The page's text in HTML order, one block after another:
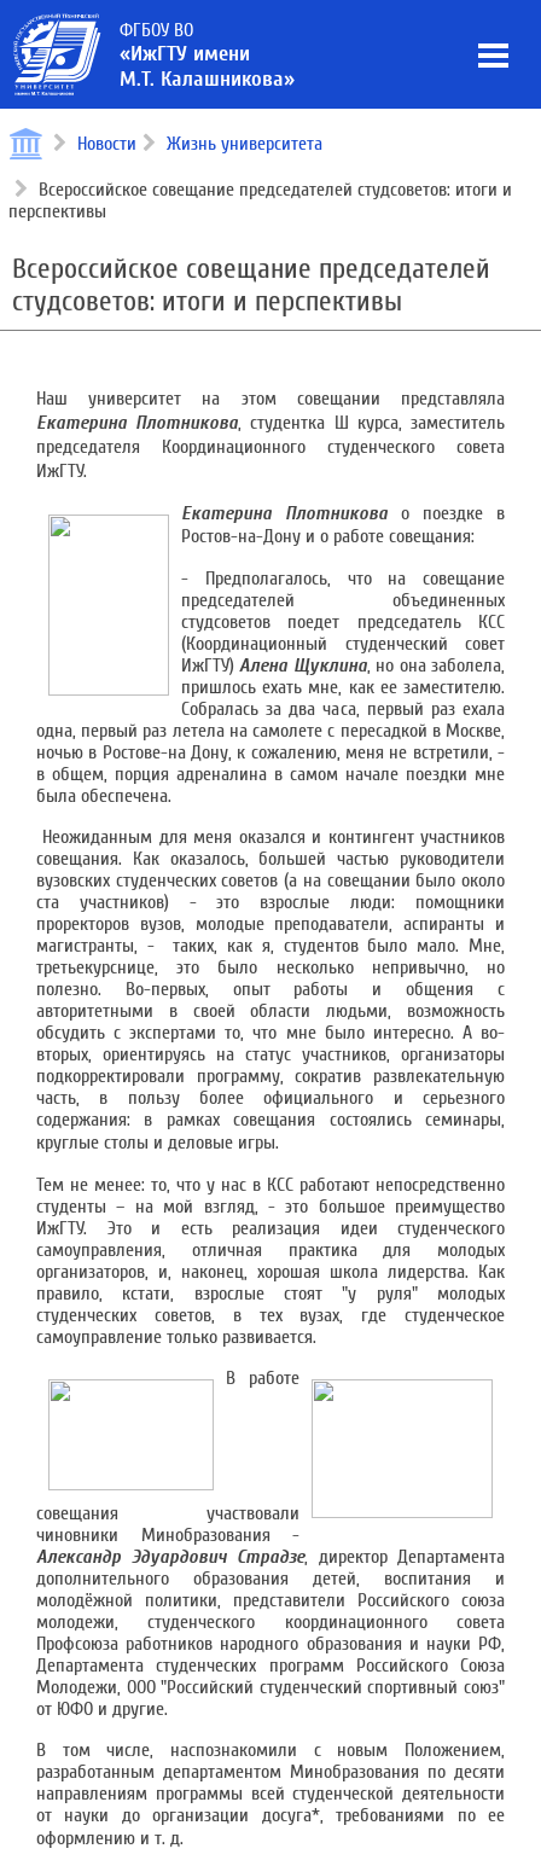
ФГБОУ ВО
«ИжГТУ имени
М.Т. Калашникова»
Новости Жизнь университета
Всероссийское совещание председателей студсоветов: итоги и
перспективы
Всероссийское совещание председателей
студсоветов: итоги и перспективы
Наш университет на этом совещании представляла
Екатерина Плотникова, студентка Ш курса, заместитель
председателя Координационного студенческого совета
ИжГТУ.
Екатерина Плотникова о поездке в
Ростов-на-Дону и о работе совещания:
- Предполагалось, что на совещание
председателей объединенных
студсоветов поедет председатель КСС
(Координационный студенческий совет
ИжГТУ)Алена Щуклина, но она заболела,
пришлось ехать мне, как ее заместителю.
Собралась за два часа, первый раз ехала
одна, первый раз летела на самолете с пересадкой в Москве,
ночью в Ростове-на Дону, к сожалению, меня не встретили, -
в общем, порция адреналина в самом начале поездки мне
была обеспечена.
Неожиданным для меня оказался и контингент участников
совещания. Как оказалось, большей частью руководители
вузовских студенческих советов (а на совещании было около
ста участников) - это взрослые люди: помощники
проректоров вузов, молодые преподаватели, аспиранты и
магистранты, - таких, как я, студентов было мало. Мне,
третьекурснице, это было несколько непривычно, но
полезно. Во-первых, опыт работы и общения с
авторитетными в своей области людьми, возможность
обсудить с экспертами то, что мне было интересно. А во-
вторых, ориентируясь на статус участников, организаторы
подкорректировали программу, сократив развлекательную
часть, в пользу более официального и серьезного
содержания: в рамках совещания состоялись семинары,
круглые столы и деловые игры.
Тем не менее: то, что у нас в КСС работают непосредственно
студенты – на мой взгляд, - это большое преимущество
ИжГТУ. Это и есть реализация идеи студенческого
самоуправления, отличная практика для молодых
организаторов, и, наконец, хорошая школа лидерства. Как
правило, кстати, взрослые стоят "у руля" молодых
студенческих советов, в тех вузах, где студенческое
самоуправление только развивается.
В работе
совещания участвовали
чиновники Минобразования -
Александр Эдуардович Страдзе, директор Департамента
дополнительного образования детей, воспитания и
молодёжной политики, представители Российского союза
молодежи, студенческого координационного совета
Профсоюза работников народного образования и науки РФ,
Департамента студенческих программ Российского Союза
Молодежи, ООО "Российский студенческий спортивный союз"
от ЮФО и другие.
В том числе, наспознакомили с новым Положением,
разработанным департаментом Минобразования по десяти
направлениям программы всей студенческой деятельности
от науки до организации досуга*, требованиями по ее
оформлению и т. д.